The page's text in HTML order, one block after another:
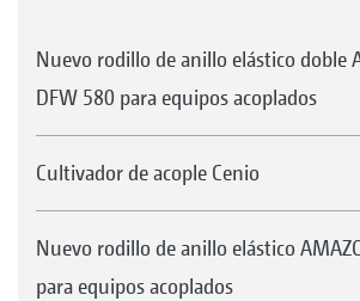
Nuevo rodillo de anillo elástico doble
DFW 580 para equipos acoplados
Cultivador de acople Cenio
Nuevo rodillo de anillo elástico
para equipos acoplados